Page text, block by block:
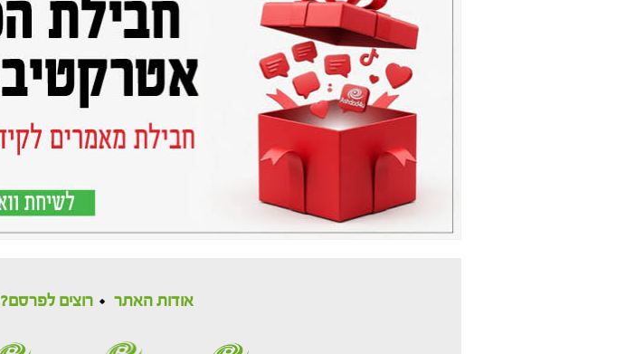
אודות האתר רוצים לפרסם?